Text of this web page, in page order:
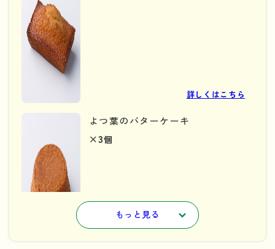
詳しくはこちら
よつ葉のバターケーキ
×3個
もっと見る